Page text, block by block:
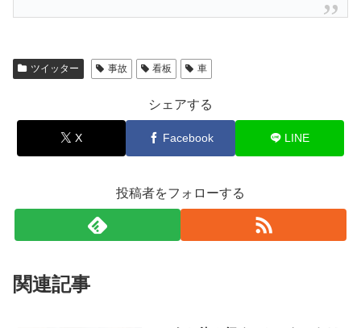
ツイッター 事故 看板 車
シェアする
X Facebook LINE
投稿者をフォローする
関連記事